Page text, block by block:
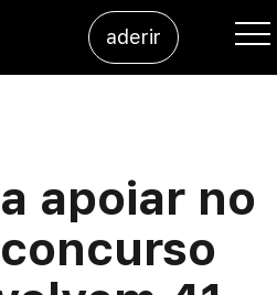
aderir
apoiar no